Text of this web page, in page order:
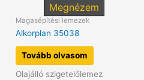
Megnézem
Magasépítési lemezek
Alkorplan 35038
Tovább olvasom
Olajálló szigetelőlemez